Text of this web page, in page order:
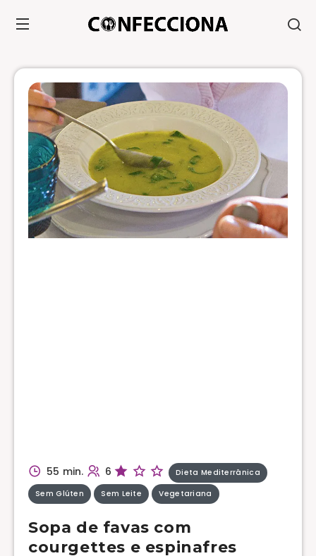
55 min. 6 Dieta Mediterrânica
Sem Glúten Sem Leite Vegetariana
Sopa de favas com
courgettes e espinafres